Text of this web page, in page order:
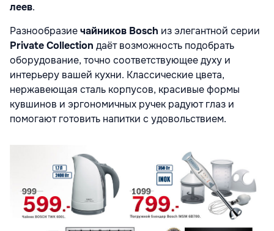
леев.
Разнообразиечайников Bosch из элегантной серии
Private Collection даёт возможность подобрать
оборудование, точно соответствующее духу и
интерьеру вашей кухни. Классические цвета,
нержавеющая сталь корпусов, красивые формы
кувшинов и эргономичных ручек радуют глаз и
помогают готовить напитки с удовольствием.